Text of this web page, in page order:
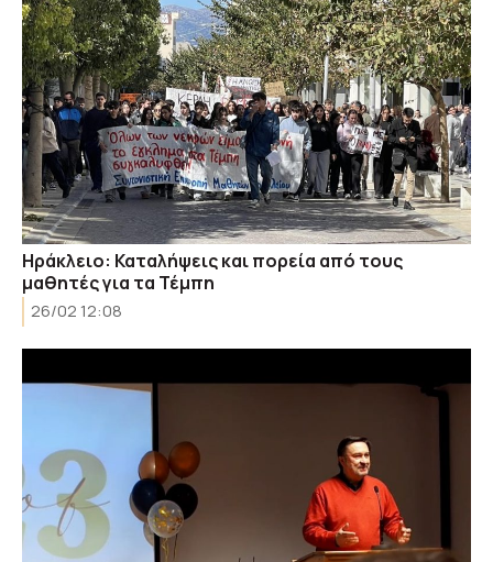
Ηράκλειο: Καταλήψεις και πορεία από τους
μαθητές για τα Τέμπη
26/02 12:08